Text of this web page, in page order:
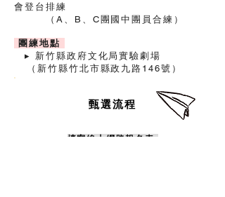
會登台排練
（A、B、C團國中團員合練）
團練地點
▸ 新竹縣政府文化局實驗劇場
（新竹縣竹北市縣政九路146號）
​甄選流程
填寫線上網路報名表